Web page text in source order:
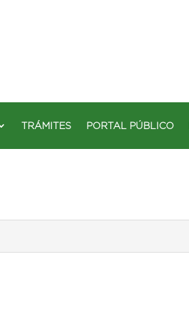
TRÁMITES PORTAL PÚBLICO